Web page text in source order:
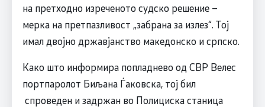
на претходно изреченото судско решение –
мерка на претпазливост „забрана за излез“. Тој
имал двојно државјанство македонско и српско.
Како што информира попладнево од СВР Велес
портпаролот Биљана Ѓаковска, тој бил
спроведен и задржан во Полициска станица